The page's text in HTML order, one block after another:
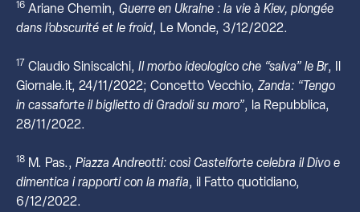
16 Ariane Chemin, Guerre en Ukraine : la vie à Kiev, plongée
dans l’obscurité et le froid, Le Monde, 3/12/2022.
17 Claudio Siniscalchi, Il morbo ideologico che “salva” le Br, Il
Giornale.it, 24/11/2022; Concetto Vecchio,Zanda: “Tengo
in cassaforte il biglietto di Gradoli su moro”, la Repubblica,
28/11/2022.
18 M. Pas., Piazza Andreotti: così Castelforte celebra il Divo e
dimentica i rapporti con la mafia, il Fatto quotidiano,
6/12/2022.